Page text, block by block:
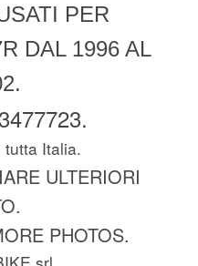
PER
DAL 1996 AL
Italia.
ULTERIORI
PHOTOS.
srl